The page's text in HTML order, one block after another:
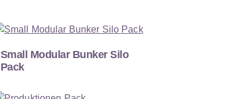
Small Modular Bunker Silo
Pack